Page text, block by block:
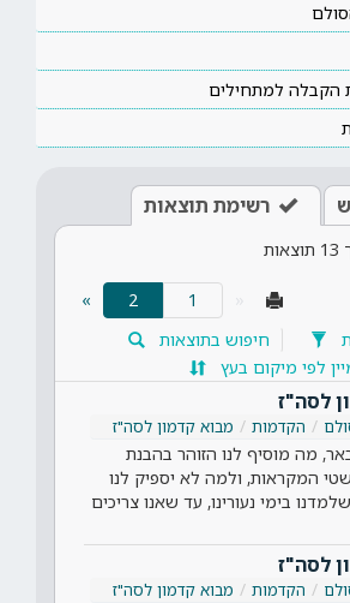
הקבלה למתחילים
רשימת תוצאות
13 תוצאות
2
»
חיפוש בתוצאות
לפי מיקום בעץ
לסה"ז
הקדמות מבוא קדמון לסה"ז
מה מוסיף לנו הזוהר בהבנת
המקראות, ולמה לא יספיק לנו
בימי נעורינו, עד שאנו צריכים
לסה"ז
הקדמות מבוא קדמון לסה"ז